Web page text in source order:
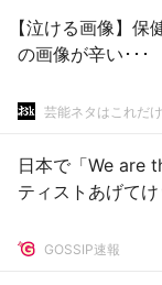
【泣ける画像】
の画像が辛い･･･
芸能ネタはこれだ
日本で「We are
ティストあげて
GOSSIP速報